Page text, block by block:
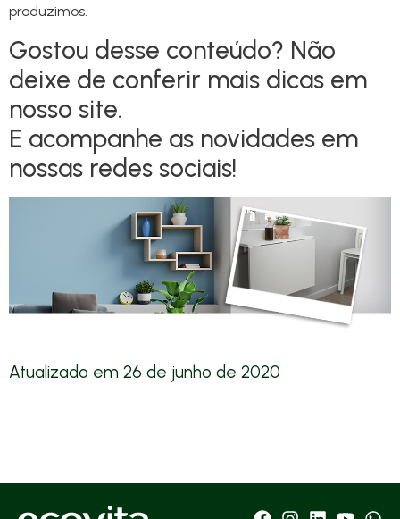
produzimos.
Gostou desse conteúdo? Não
deixe de conferir mais dicas em
nosso site.
E acompanhe as novidades em
nossas redes sociais!
Atualizado em 26 de junho de 2020